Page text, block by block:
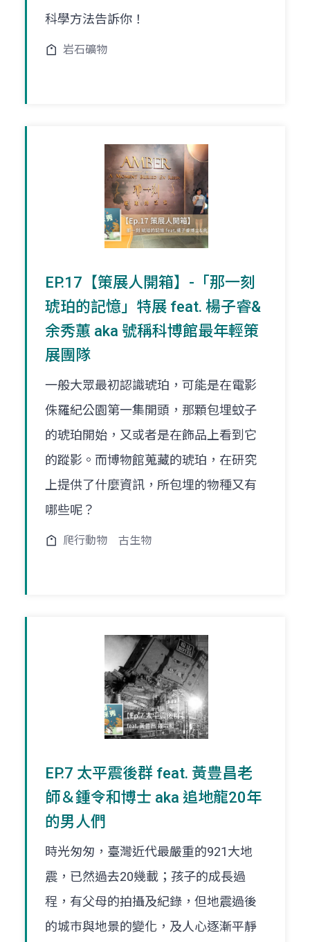
科學方法告訴你！
岩石礦物
EP.17【策展人開箱】-「那一刻
琥珀的記憶」特展 feat. 楊子睿&
余秀蕙 aka 號稱科博館最年輕策
展團隊
一般大眾最初認識琥珀，可能是在電影
侏羅紀公園第一集開頭，那顆包埋蚊子
的琥珀開始，又或者是在飾品上看到它
的蹤影。而博物館蒐藏的琥珀，在研究
上提供了什麼資訊，所包埋的物種又有
哪些呢？
爬行動物 古生物
EP.7 太平震後群 feat. 黃豊昌老
師＆鍾令和博士 aka 追地龍20年
的男人們
時光匆匆，臺灣近代最嚴重的921大地
震，已然過去20幾載；孩子的成長過
程，有父母的拍攝及紀錄，但地震過後
的城巿與地景的變化，及人心逐漸平靜